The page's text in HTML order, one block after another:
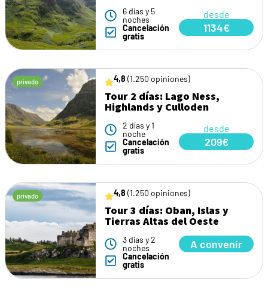
6 días y 5
noches
Cancelación
gratis
desde
1134€
privado 4,8 (1.250 opiniones)
Tour 2 días: Lago Ness,
Highlands y Culloden
2 días y 1
noche
Cancelación
gratis
desde
209€
privado 4,8 (1.250 opiniones)
Tour 3 días: Oban, Islas y
Tierras Altas del Oeste
3 días y 2
noches
Cancelación
gratis
A convenir